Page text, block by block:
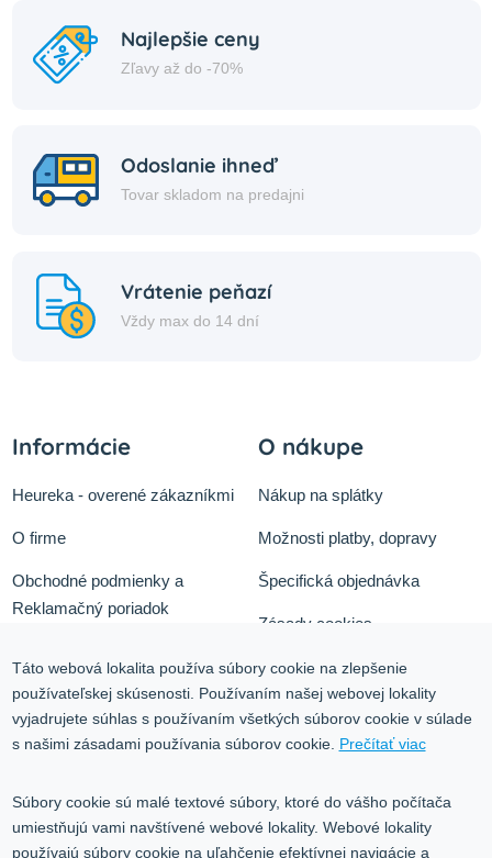
Najlepšie ceny
Zľavy až do -70%
Odoslanie ihneď
Tovar skladom na predajni
Vrátenie peňazí
Vždy max do 14 dní
Informácie
Heureka - overené zákazníkmi
O firme
Obchodné podmienky a
Reklamačný poriadok
Služby
Kontakt
O nákupe
Nákup na splátky
Možnosti platby, dopravy
Špecifická objednávka
Zásady cookies
Ochrana osobných údajov
Blog
Kontakt
Volgogradská 9, 08001 Prešov
Táto webová lokalita používa súbory cookie na zlepšenie
používateľskej skúsenosti. Používaním našej webovej lokality
vyjadrujete súhlas s používaním všetkých súborov cookie v súlade
s našimi zásadami používania súborov cookie. Prečítať viac
Súbory cookie sú malé textové súbory, ktoré do vášho počítača
umiestňujú vami navštívené webové lokality. Webové lokality
používajú súbory cookie na uľahčenie efektívnej navigácie a